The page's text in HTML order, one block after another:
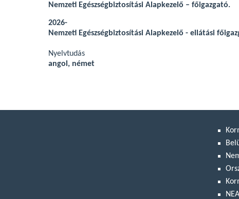
Nemzeti Egészségbiztosítási Alapkezelő – főigazgató.
2026-
Nemzeti Egészségbiztosítási Alapkezelő - ellátási
Nyelvtudás
angol, német